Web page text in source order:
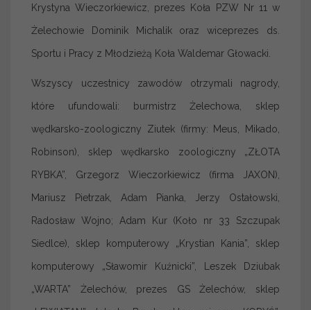
Krystyna Wieczorkiewicz, prezes Koła PZW Nr 11 w
Żelechowie Dominik Michalik oraz wiceprezes ds.
Sportu i Pracy z Młodzieżą Koła Waldemar Głowacki.
Wszyscy uczestnicy zawodów otrzymali nagrody,
które ufundowali: burmistrz Żelechowa, sklep
wędkarsko-zoologiczny Ziutek (firmy: Meus, Mikado,
Robinson), sklep wędkarsko zoologiczny „ZŁOTA
RYBKA”, Grzegorz Wieczorkiewicz (firma JAXON),
Mariusz Pietrzak, Adam Pianka, Jerzy Ostałowski,
Radosław Wojno; Adam Kur (Koło nr 33 Szczupak
Siedlce), sklep komputerowy „Krystian Kania”, sklep
komputerowy „Sławomir Kuźnicki”, Leszek Dziubak
„WARTA” Żelechów, prezes GS Żelechów, sklep